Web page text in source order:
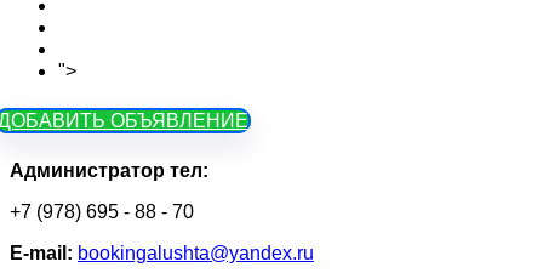
">
ОБЪЯВЛЕНИЕ
Администратор тел:
+7 (978) 695 - 88 - 70
Е-mail: bookingalushta@yandex.ru